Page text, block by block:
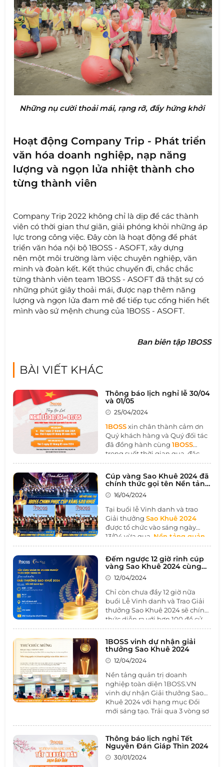
Những nụ cười thoải mái, rạng rỡ, đầy hứng khởi
Hoạt động Company Trip - Phát triển
văn hóa doanh nghiệp, nạp năng
lượng và ngọn lửa nhiệt thành cho
từng thành viên
Company Trip 2022 không chỉ là dịp để các thành
viên có thời gian thư giãn, giải phóng khỏi những áp
lực trong công việc. Đây còn là hoạt động để phát
triển văn hóa nội bộ 1BOSS - ASOFT, xây dựng
nên một môi trường làm việc chuyên nghiệp, văn
minh và đoàn kết. Kết thúc chuyến đi, chắc chắc
từng thành viên team 1BOSS - ASOFT đã thật sự có
những phút giây thoải mái, được nạp thêm năng
lượng và ngọn lửa đam mê để tiếp tục cống hiến hết
mình vào sứ mệnh chung của 1BOSS - ASOFT.
Ban biên tập 1BOSS
BÀI VIẾT KHÁC
Thông báo lịch nghỉ lễ 30/04
và 01/05
25/04/2024
1BOSSxin chân thành cảm ơn
Quý khách hàng và Quý đối tác
đã đồng hành cùng1BOSS
trong suốt thời gian qua, đặc
biệt trong giai đoạn kinh tế khó
khăn như hiện nay.
Cúp vàng Sao Khuê 2024 đã
chính thức gọi tên Nền tảng
quản trị doanh nghiệp toàn
diện 1BOSS.VN trong lĩnh
vực Đổi mới sáng tạo
16/04/2024
Tại buổi lễ Vinh danh và trao
Giải thưởngSao Khuê 2024
được tổ chức vào sáng ngày
13/04 vừa qua, Nền tảng quản
trị doanh nghiệp toàn diện
1BOSS.VN
đã được vinh danh
trong lĩnh vực“Đổi mới sáng
tạo”, chính thức ghi tên mình
lên Cúp vàng Sao Khuê 2024.
Đếm ngược 12 giờ rinh cúp
vàng Sao Khuê 2024 cùng
1BOSS
12/04/2024
Chỉ còn chưa đầy 12 giờ nữa
buổi Lễ Vinh danh và Trao Giải
thưởng Sao Khuê 2024 sẽ chính
thức diễn ra với hơn 100 đề cử
xuất sắc nhận giải đến từ các
doanh nghiệp, cơ quan, tập thể
có thành tích xuất sắc đóng góp
cho sự phát triển ngành công
nghiệp phần mềm và công
nghệ thông tin Việt Nam.
1BOSS vinh dự nhận giải
thưởng Sao Khuê 2024
12/04/2024
Nền tảng quản trị doanh
nghiệp toàn diện 1BOSS.VN
vinh dự nhận Giải thưởng Sao
Khuê 2024 với hạng mục Đổi
mới sáng tạo. Trải qua 3 vòng sơ
đề cử đến từ các doanh nghiệp
CNTT trên cả nước, 1BOSS đã
xuất sắc được Hội đồng nhất trí
Thông báo lịch nghỉ Tết
Nguyên Đán Giáp Thìn 2024
30/01/2024